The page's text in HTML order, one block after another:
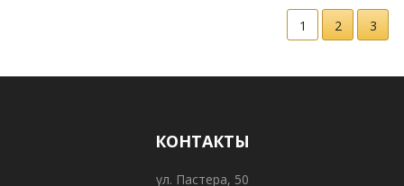
1 2 3
КОНТАКТЫ
ул. Пастера, 50